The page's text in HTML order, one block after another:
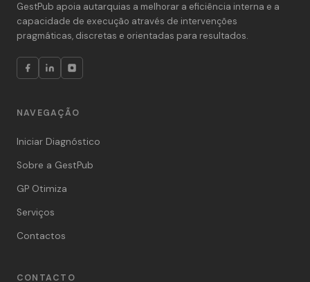
GestPub apoia autarquias a melhorar a eficiência interna e a
capacidade de execução através de intervenções
pragmáticas, discretas e orientadas para resultados.
NAVEGAÇÃO
Iniciar Diagnóstico
Sobre a GestPub
GP Otimiza
Serviços
Contactos
CONTACTO